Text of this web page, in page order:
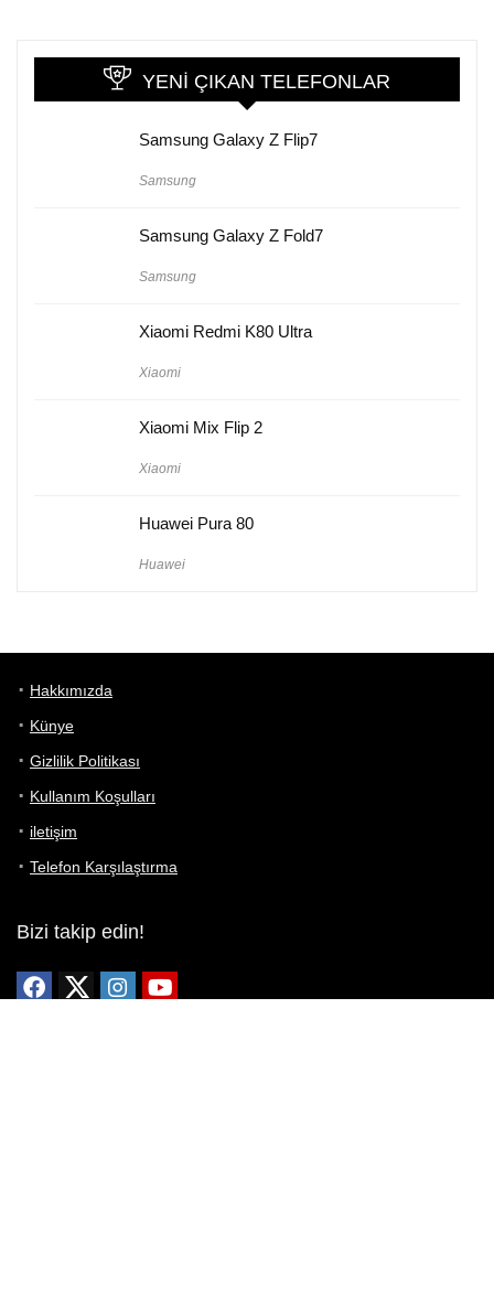
YENI ÇIKAN TELEFONLAR
Samsung Galaxy Z Flip7
Samsung
Samsung Galaxy Z Fold7
Samsung
Xiaomi Redmi K80 Ultra
Xiaomi
Xiaomi Mix Flip 2
Xiaomi
Huawei Pura 80
Huawei
Hakkımızda
Künye
Gizlilik Politikası
Kullanım Koşulları
iletişim
Telefon Karşılaştırma
Bizi takip edin!